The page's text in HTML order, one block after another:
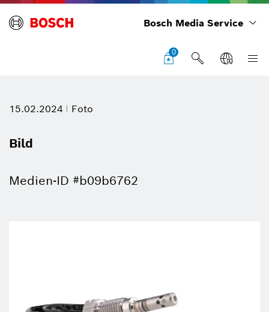
Bosch Media Service
0
15.02.2024 Foto
Bild
Medien-ID #b09b6762